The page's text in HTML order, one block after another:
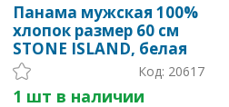
Панама мужская 100%
хлопок размер 60 см
STONE ISLAND, белая
Код: 20617
1 шт в наличии